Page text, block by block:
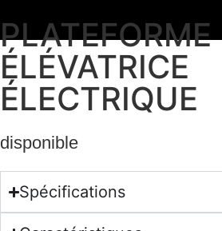
PLATEFORME
ÉLÉVATRICE
ÉLECTRIQUE
disponible
Spécifications